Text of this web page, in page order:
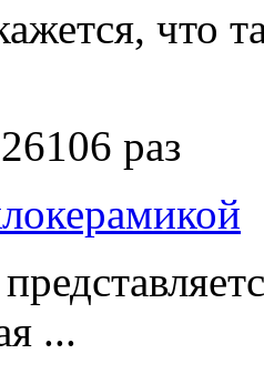
что
26106 раз
...